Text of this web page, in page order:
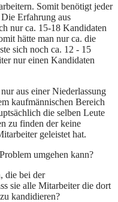
Somit benötigt jeder
Erfahrung aus
nur ca. 15-18 Kandidaten
hätte man nur ca. die
sich noch ca. 12 - 15
nur einen Kandidaten
aus einer Niederlassung
kaufmännischen Bereich
die selben Leute
zu finden der keine
geleistet hat.
umgehen kann?
die bei der
sie alle Mitarbeiter die dort
kandidieren?